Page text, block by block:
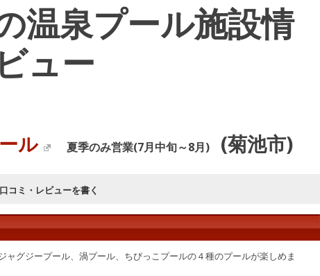
温泉プール施設情
ュー
ル 夏季のみ営業(7月中旬～8月) (菊池市)
コミ・レビューを書く
ャグジープール、渦プール、ちびっこプールの４種のプールが楽しめま